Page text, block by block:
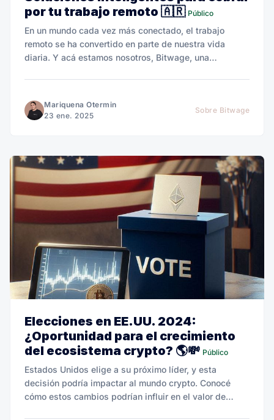
por tu trabajo remoto 🇦🇷 Público
En un mundo cada vez más conectado, el trabajo
remoto se ha convertido en parte de nuestra vida
diaria. Y acá estamos nosotros, Bitwage, una
Mariquena Otermin
23 ene. 2025
Sobre Bitwage
Elecciones en EE.UU. 2024:
¿Oportunidad para el crecimiento
del ecosistema crypto? 🌎💸 Público
Estados Unidos elige a su próximo líder, y esta
decisión podría impactar al mundo crypto. Conocé
cómo estos cambios podrían influir en el valor de